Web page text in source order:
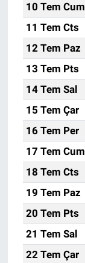
10 Tem Cum
11 Tem Cts
12 Tem Paz
13 Tem Pts
14 Tem Sal
15 Tem Çar
16 Tem Per
17 Tem Cum
18 Tem Cts
19 Tem Paz
20 Tem Pts
21 Tem Sal
22 Tem Çar